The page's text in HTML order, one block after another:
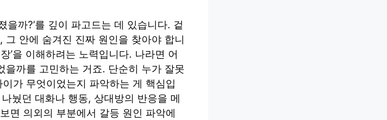
을까?’를 깊이 파고드는 데 있습니다. 겉
안에 숨겨진 진짜 원인을 찾아야 합니
’을 이해하려는 노력입니다. 나라면 어
까를 고민하는 거죠. 단순히 누가 잘못
가 무엇이었는지 파악하는 게 핵심입
눴던 대화나 행동, 상대방의 반응을 메
면 의외의 부분에서 갈등 원인 파악에